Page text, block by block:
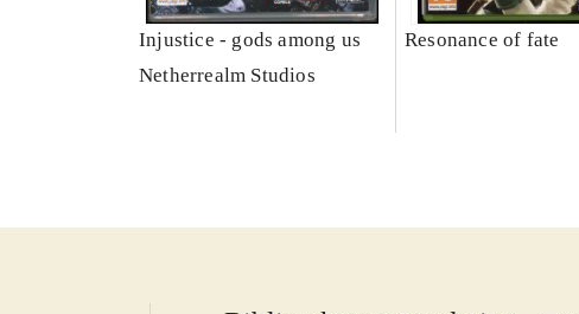
Injustice - gods among us
Netherrealm Studios
Resonance of fate